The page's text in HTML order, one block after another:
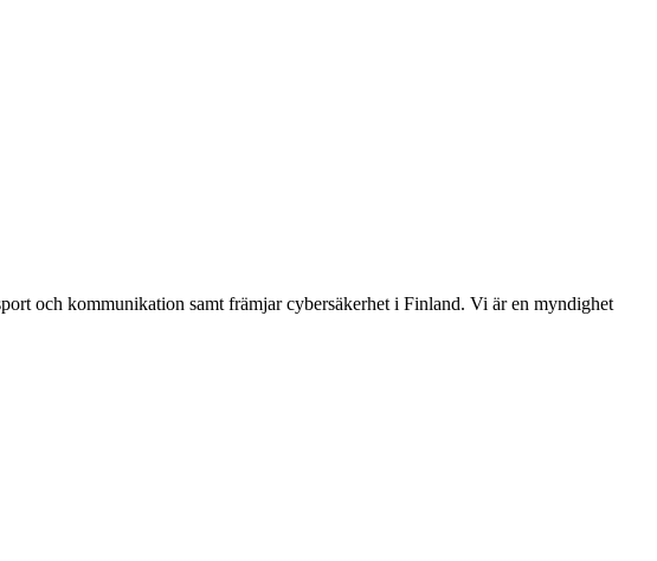
och kommunikation samt främjar cybersäkerhet i Finland. Vi är en myndighet